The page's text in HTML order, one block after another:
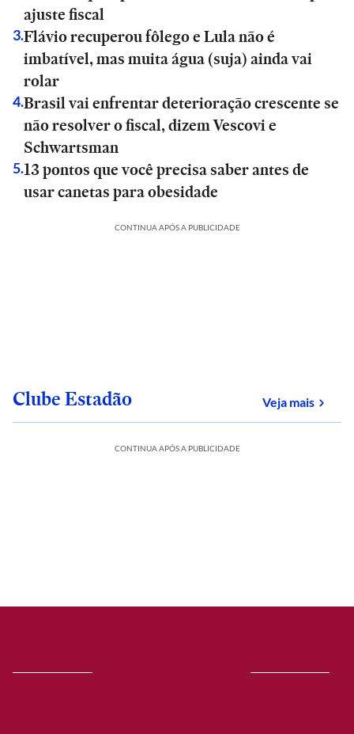
ajuste fiscal
3.Flávio recuperou fôlego e Lula não é
imbatível, mas muita água (suja) ainda vai
rolar
4.Brasil vai enfrentar deterioração crescente se
não resolver o fiscal, dizem Vescovi e
Schwartsman
5.13 pontos que você precisa saber antes de
usar canetas para obesidade
CONTINUA APÓS A PUBLICIDADE
Clube Estadão Veja maissobre
CONTINUA APÓS A PUBLICIDADE